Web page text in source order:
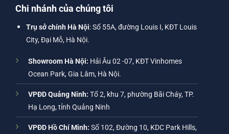
Chi nhánh của chúng tôi
Trụ sở chính Hà Nội: Số 55A, đường Louis I, KĐT Louis
City, Đại Mỗ, Hà Nội.
Showroom Hà Nội: Hải Âu 02 -07, KĐT Vinhomes
Ocean Park, Gia Lâm, Hà Nội.
VPĐD Quảng Ninh: Tổ 2, khu 7, phường Bãi Cháy, TP.
Hạ Long, tỉnh Quảng Ninh
VPĐD Hồ Chí Minh: Số 102, Đường 10, KDC Park Hills,